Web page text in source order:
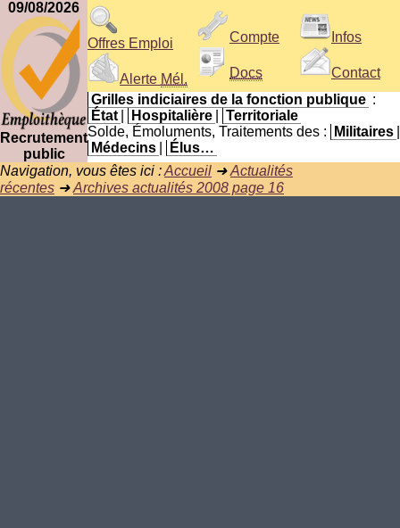
09/08/2026
Recrutement
public
Offres Emploi
Alerte Mél.
Compte
Docs
Infos
Contact
Grilles indiciaires de la fonction publique :
État
Hospitalière
Territoriale
Solde, Émoluments, Traitements des :
Militaires
Médecins
Élus…
Navigation, vous êtes ici :Accueil ➜Actualités
récentes ➜Archives actualités 2008 page 16